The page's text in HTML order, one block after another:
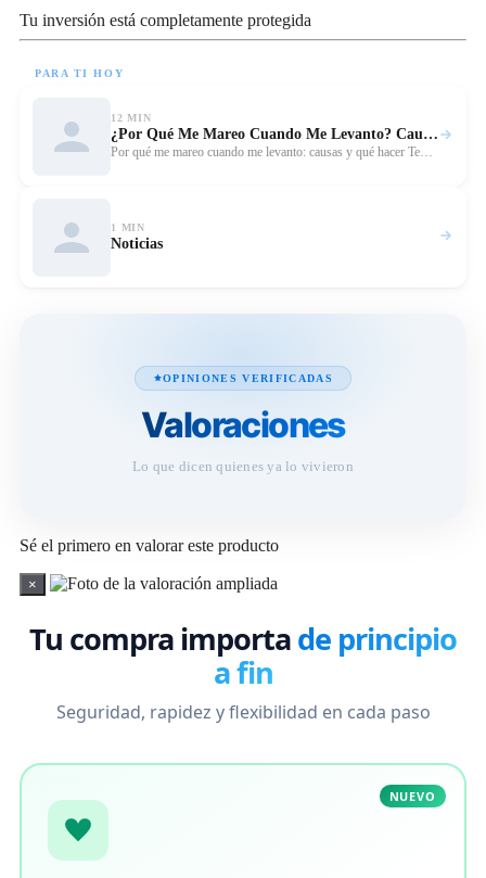
Tu inversión está completamente protegida
PARA TI HOY
12 MIN
¿Por Qué Me Mareo Cuando Me Levanto? Causas y Qué Hacer
Por qué me mareo cuando me levanto: causas y qué hacer Te…
1 MIN
Noticias
OPINIONES VERIFICADAS
Valoraciones
Lo que dicen quienes ya lo vivieron
Sé el primero en valorar este producto
×
Tu compra importade principio
a fin
Seguridad, rapidez y flexibilidad en cada paso
NUEVO